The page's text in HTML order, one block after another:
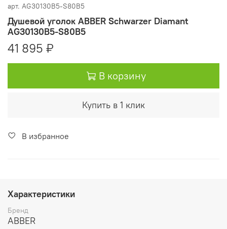
арт. AG30130B5-S80B5
Душевой уголок ABBER Schwarzer Diamant
AG30130B5-S80B5
41 895 ₽
В корзину
Купить в 1 клик
В избранное
Характеристики
Бренд
ABBER